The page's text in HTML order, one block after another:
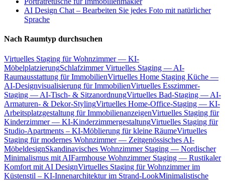
AI Design Chat – Bearbeiten Sie jedes Foto mit natürlicher
Sprache
Nach Raumtyp durchsuchen
Virtuelles Staging für Wohnzimmer — KI-
MöbelplatzierungSchlafzimmer Virtuelles Staging — AI-
Raumausstattung für ImmobilienVirtuelles Home Staging Küche —
AI-Designvisualisierung für ImmobilienVirtuelles Esszimmer-
Staging — AI-Tisch- & SitzanordnungVirtuelles Bad-Staging — AI-
Armaturen- & Dekor-StylingVirtuelles Home-Office-Staging — KI-
Arbeitsplatzgestaltung für ImmobilienanzeigenVirtuelles Staging für
Kinderzimmer — KI-KinderzimmergestaltungVirtuelles Staging für
Studio-Apartments – KI-Möblierung für kleine RäumeVirtuelles
Staging für modernes Wohnzimmer — Zeitgenössisches AI-
MöbeldesignSkandinavisches Wohnzimmer Staging — Nordischer
Minimalismus mit AIFarmhouse Wohnzimmer Staging — Rustikaler
Komfort mit AI DesignVirtuelles Staging für Wohnzimmer im
Küstenstil – KI-Innenarchitektur im Strand-LookMinimalistische